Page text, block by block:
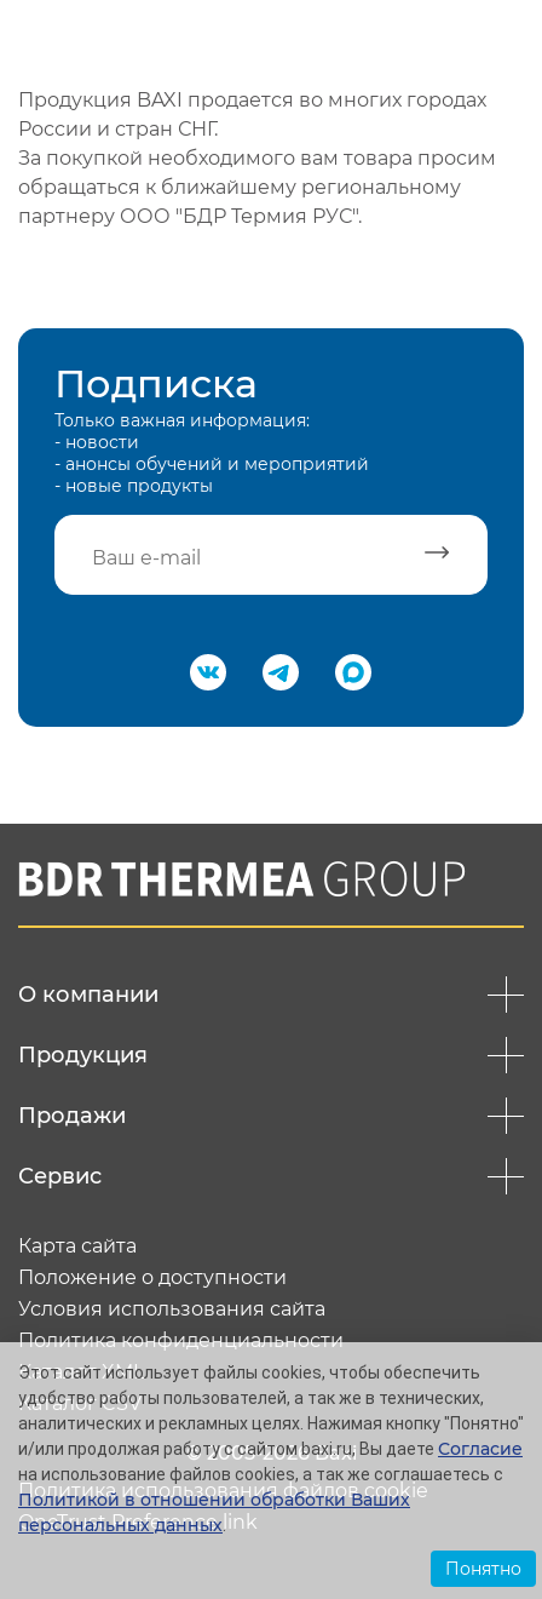
Продукция BAXI продается во многих городах
России и стран СНГ.
За покупкой необходимого вам товара просим
обращаться к ближайшему региональному
партнеру ООО "БДР Термия РУС".
Подписка
Только важная информация:
- новости
- анонсы обучений и мероприятий
- новые продукты
Подтвердить e-mail
Вы соглашаетесь с нашей политикой
конфеденциальности
О компании
Продукция
Продажи
Сервис
© 2005-2026 Baxi
Карта сайта
Положение о доступности
Условия использования сайта
Политика конфиденциальности
Каталог XML
Каталог CSV
Политика использования файлов cookie
OneTrust Preference link
Этот сайт использует файлы cookies, чтобы обеспечить
удобство работы пользователей, а так же в технических,
аналитических и рекламных целях. Нажимая кнопку "Понятно"
и/или продолжая работу с сайтом baxi.ru, Вы даете Согласие
на использование файлов cookies, а так же соглашаетесь с
Политикой в отношении обработки Ваших
персональных данных.
Понятно